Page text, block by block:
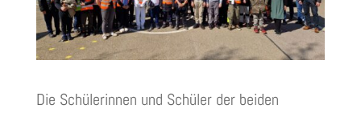
Die Schülerinnen und Schüler der beiden